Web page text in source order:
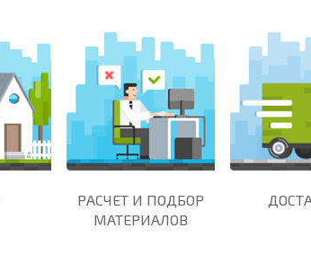
РАСЧЕТ И ПОДБОР
МАТЕРИАЛОВ